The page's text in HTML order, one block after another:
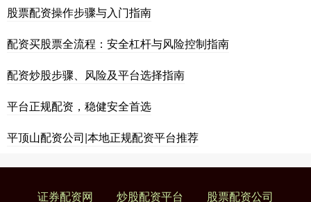
股票配资操作步骤与入门指南
配资买股票全流程：安全杠杆与风险控制指南
配资炒股步骤、风险及平台选择指南
平台正规配资，稳健安全首选
平顶山配资公司|本地正规配资平台推荐
证券配资网 炒股配资平台 股票配资公司